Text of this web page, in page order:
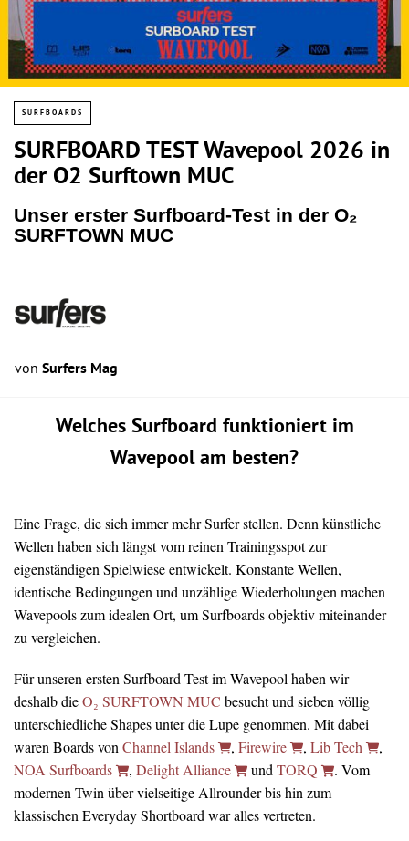
SURFBOARDS
SURFBOARD TEST Wavepool 2026 in
der O2 Surftown MUC
Unser erster Surfboard-Test in der O₂
SURFTOWN MUC
von Surfers Mag
Welches Surfboard funktioniert im
Wavepool am besten?
Eine Frage, die sich immer mehr Surfer stellen. Denn künstliche
Wellen haben sich längst vom reinen Trainingsspot zur
eigenständigen Spielwiese entwickelt. Konstante Wellen,
identische Bedingungen und unzählige Wiederholungen machen
Wavepools zum idealen Ort, um Surfboards objektiv miteinander
zu vergleichen.
Für unseren ersten Surfboard Test im Wavepool haben wir
deshalb dieO₂ SURFTOWN MUC besucht und sieben völlig
unterschiedliche Shapes unter die Lupe genommen. Mit dabei
waren Boards von Channel Islands , Firewire , Lib Tech
,
NOA Surfboards
, Delight Alliance und TORQ
. Vom
modernen Twin über vielseitige Allrounder bis hin zum
klassischen Everyday Shortboard war alles vertreten.